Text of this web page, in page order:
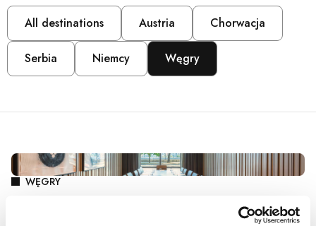
All destinations Austria Chorwacja
Serbia Niemcy Węgry
WĘGRY